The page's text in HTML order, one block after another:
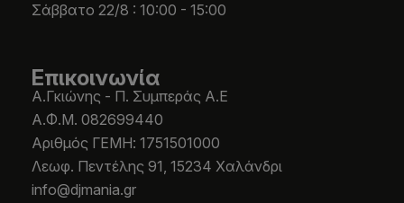
Σάββατο 22/8 : 10:00 - 15:00
Επικοινωνία
Α.Γκιώνης - Π. Συμπεράς Α.Ε
Α.Φ.Μ. 082699440
Aριθμός ΓΕΜΗ: 1751501000
Λεωφ. Πεντέλης 91, 15234 Χαλάνδρι
info@djmania.gr